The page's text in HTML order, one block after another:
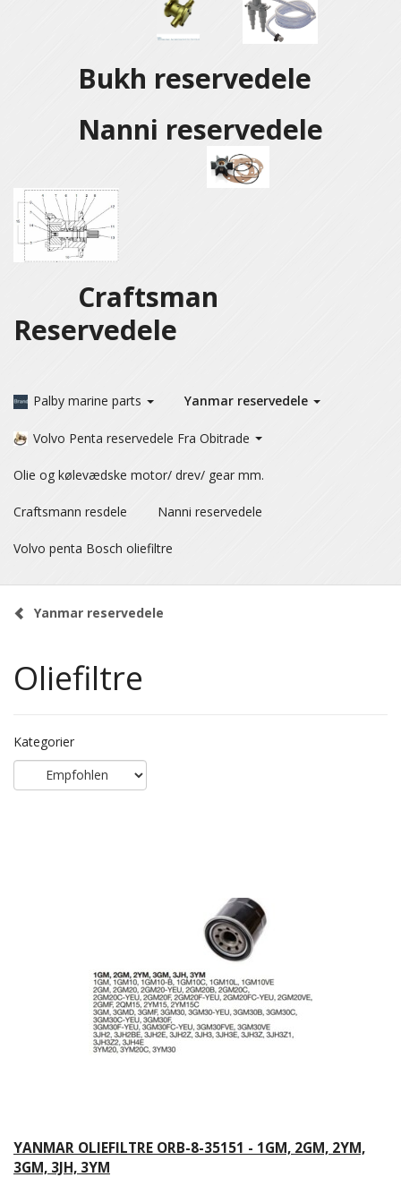
Bukh reservedele
Nanni reservedele
Craftsman
Reservedele
Palby marine parts Yanmar reservedele
Volvo Penta reservedele Fra Obitrade
Olie og kølevædske motor/ drev/ gear mm.
Craftsmann resdele Nanni reservedele
Volvo penta Bosch oliefiltre
Yanmar reservedele
Oliefiltre
Kategorier
YANMAR OLIEFILTRE ORB-8-35151 - 1GM, 2GM, 2YM,
3GM, 3JH, 3YM